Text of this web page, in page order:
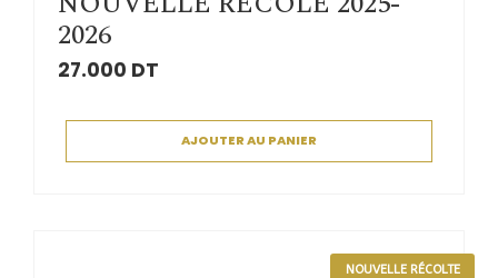
2026
27.000 DT
AJOUTER AU PANIER
NOUVELLE RÉCOLTE